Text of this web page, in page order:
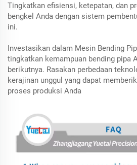
Tingkatkan efisiensi, ketepatan, dan
bengkel Anda dengan sistem
ini.
Investasikan dalam Mesin Bending
tingkatkan kemampuan bending pipa
berikutnya. Rasakan perbedaan
kerajinan unggul yang dapat
proses produksi Anda